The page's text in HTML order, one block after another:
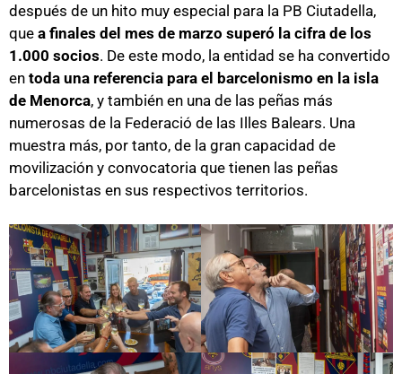
después de un hito muy especial para la PB Ciutadella,
que a finales del mes de marzo superó la cifra de los
1.000 socios. De este modo, la entidad se ha convertido
en toda una referencia para el barcelonismo en la isla
de Menorca, y también en una de las peñas más
numerosas de la Federació de las Illes Balears. Una
muestra más, por tanto, de la gran capacidad de
movilización y convocatoria que tienen las peñas
barcelonistas en sus respectivos territorios.